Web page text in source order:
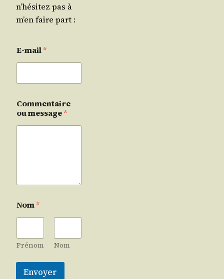
n’hésitez pas à
m’en faire part :
E-mail*
Commentaire
ou message*
Nom*
Prénom Nom
Envoyer